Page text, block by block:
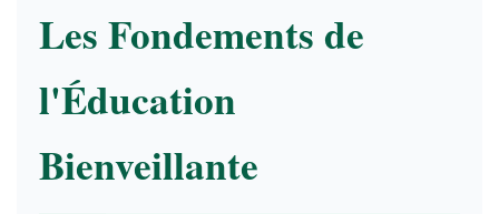
Les Fondements de
l'Éducation
Bienveillante